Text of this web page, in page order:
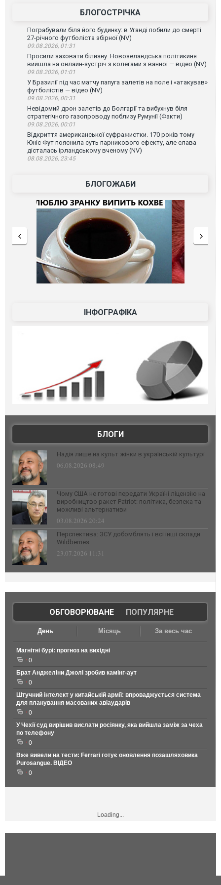
БЛОГОСТРІЧКА
Пограбували біля його будинку: в Уганді побили до смерті
27-річного футболіста збірної (NV)
09.08.2026, 01:31
Просили заховати білизну. Новозеландська політикиня
вийшла на онлайн-зустріч з колегами з ванної — відео (NV)
09.08.2026, 01:01
У Бразилії під час матчу папуга залетів на поле і «атакував»
футболістів — відео (NV)
09.08.2026, 00:31
Невідомий дрон залетів до Болгарії та вибухнув біля
стратегічного газопроводу поблизу Румунії (Факти)
09.08.2026, 00:01
Відкриття американської суфражистки. 170 років тому
Юніс Фут пояснила суть парникового ефекту, але слава
дісталась ірландському вченому (NV)
08.08.2026, 23:45
БЛОГОЖАБИ
ІНФОГРАФІКА
БЛОГИ
Надія лише на культ жінки в українській культурі
06.08.2026 08:49
Чому США не готові передати Україні ліцензію на
виробництво ракет Patriot: політика, безпека та
можливі альтернативи
03.08.2026 20:24
Перспектива: ЗСУ добомблять і всі інші склади
Wildberries
23.07.2026 11:31
ОБГОВОРЮВАНЕ| ПОПУЛЯРНЕ
День Місяць За весь час
Магнітні бурі: прогноз на вихідні
0
Брат Анджеліни Джолі зробив камінг-аут
0
Штучний інтелект у китайській армії: впроваджується система
для планування масованих авіаударів
0
У Чехії суд вирішив вислати росіянку, яка вийшла заміж за чеха
по телефону
0
Вже вивели на тести: Ferrari готує оновлення позашляховика
Purosangue. ВІДЕО
0
Loading...